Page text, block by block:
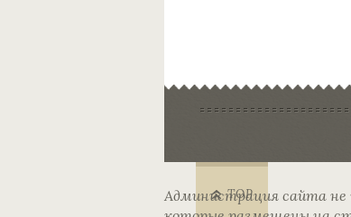
TOP
Администрация сайта